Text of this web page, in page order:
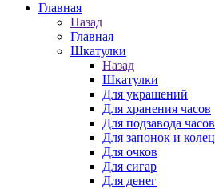
Главная
Назад
Главная
Шкатулки
Назад
Шкатулки
Для украшений
Для хранения часов
Для подзавода часов
Для запонок и колец
Для очков
Для сигар
Для денег